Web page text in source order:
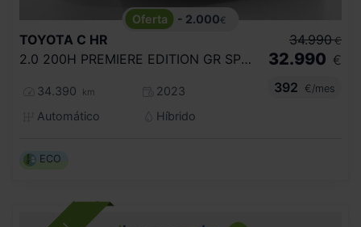
- 2.000€
TOYOTA C HR
2.0 200H PREMIERE EDITION GR SPORT
34.390 km
2023
Automático
Híbrido
34.990 €
32.990 €
392
€/mes
ECO